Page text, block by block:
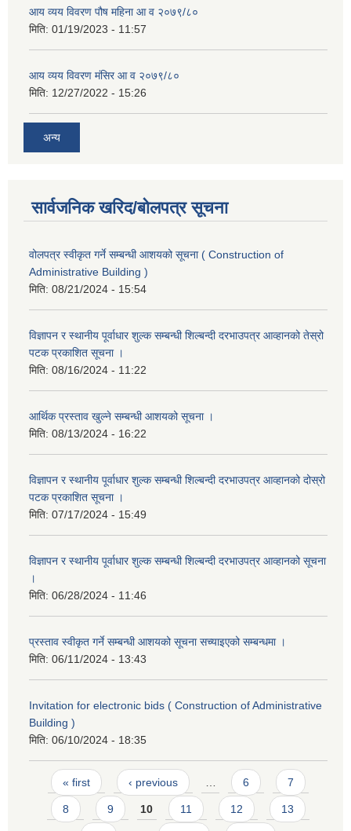
आय व्यय विवरण पौष महिना आ व २०७९/८०
मिति: 01/19/2023 - 11:57
आय व्यय विवरण मंसिर आ व २०७९/८०
मिति: 12/27/2022 - 15:26
अन्य
सार्वजनिक खरिद/बोलपत्र सूचना
वोलपत्र स्वीकृत गर्ने सम्बन्धी आशयको सूचना ( Construction of
Administrative Building )
मिति: 08/21/2024 - 15:54
विज्ञापन र स्थानीय पूर्वाधार शुल्क सम्बन्धी शिल्बन्दी दरभाउपत्र आव्हानको तेस्रो
पटक प्रकाशित सूचना ।
मिति: 08/16/2024 - 11:22
आर्थिक प्रस्ताव खुल्ने सम्बन्धी आशयको सूचना ।
मिति: 08/13/2024 - 16:22
विज्ञापन र स्थानीय पूर्वाधार शुल्क सम्बन्धी शिल्बन्दी दरभाउपत्र आव्हानको दोस्रो
पटक प्रकाशित सूचना ।
मिति: 07/17/2024 - 15:49
विज्ञापन र स्थानीय पूर्वाधार शुल्क सम्बन्धी शिल्बन्दी दरभाउपत्र आव्हानको सूचना
।
मिति: 06/28/2024 - 11:46
प्रस्ताव स्वीकृत गर्ने सम्बन्धी आशयको सूचना सच्याइएको सम्बन्धमा ।
मिति: 06/11/2024 - 13:43
Invitation for electronic bids ( Construction of Administrative
Building )
मिति: 06/10/2024 - 18:35
Pages
« first ‹ previous … 6 7
8 9 10 11 12 13